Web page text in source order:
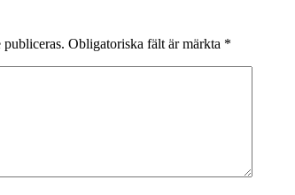
publiceras. Obligatoriska fält är märkta *